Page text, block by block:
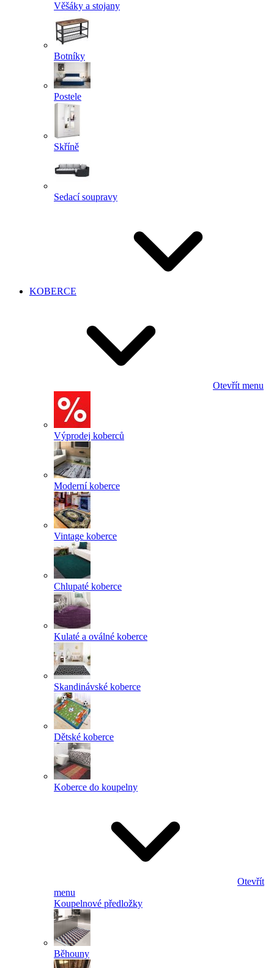
Věšáky a stojany
Botníky
Postele
Skříně
Sedací soupravy
KOBERCE
Otevřít menu
Výprodej koberců
Moderní koberce
Vintage koberce
Chlupaté koberce
Kulaté a oválné koberce
Skandinávské koberce
Dětské koberce
Koberce do koupelny
Otevřít
menu
Koupelnové předložky
Běhouny